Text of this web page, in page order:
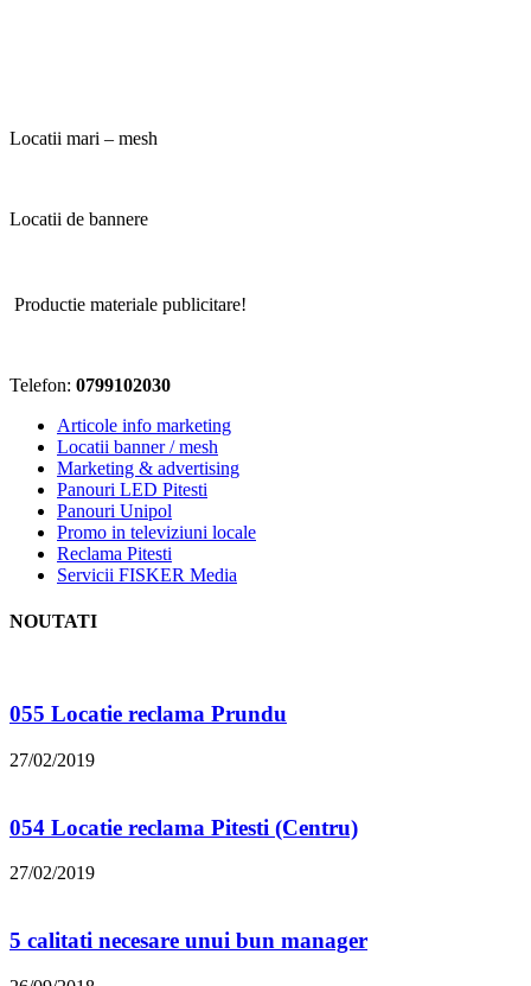
Locatii mari – mesh
Locatii de bannere
Productie materiale publicitare!
Telefon: 0799102030
Articole info marketing
Locatii banner / mesh
Marketing & advertising
Panouri LED Pitesti
Panouri Unipol
Promo in televiziuni locale
Reclama Pitesti
Servicii FISKER Media
NOUTATI
055 Locatie reclama Prundu
27/02/2019
054 Locatie reclama Pitesti (Centru)
27/02/2019
5 calitati necesare unui bun manager